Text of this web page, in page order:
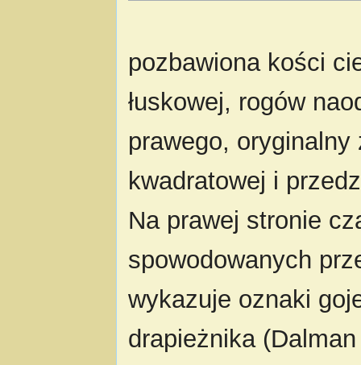
pozbawiona kości
łuskowej, rogów
prawego, oryginalny
kwadratowej i
Na prawej stronie
spowodowanych
wykazuje oznaki
drapieżnika